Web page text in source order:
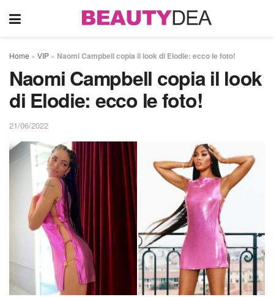
Home » VIP » Naomi Campbell copia il look di Elodie: ecco le foto!
Naomi Campbell copia il look
di Elodie: ecco le foto!
21/06/2022